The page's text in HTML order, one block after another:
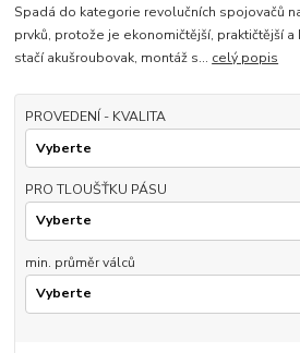
Spadá do kategorie revolučních spojovačů
prvků, protože je ekonomičtější, praktičtější
stačí akušroubovak, montáž s... celý popis
PROVEDENÍ - KVALITA
PRO TLOUŠŤKU PÁSU
min. průměr válců